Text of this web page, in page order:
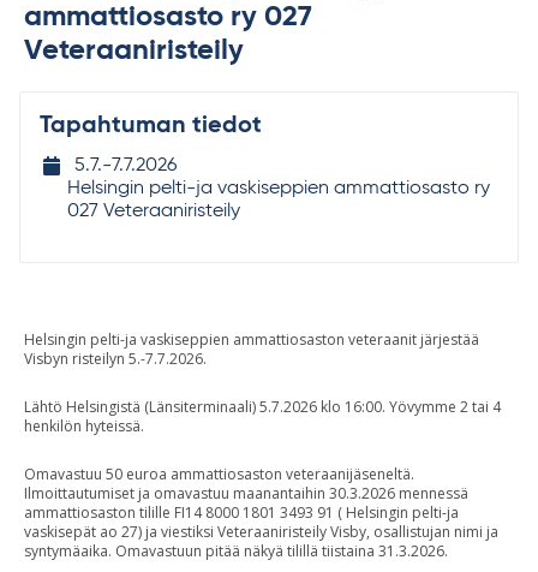
ammattiosasto ry 027
Veteraaniristeily
Tapahtuman tiedot
Tapahtuman
ajankohta
5.7.-​7.7.2026
Helsingin pelti-ja vaskiseppien ammattiosasto ry
027 Veteraaniristeily
Helsingin pelti-ja vaskiseppien ammattiosaston veteraanit järjestää
Visbyn risteilyn 5.-7.7.2026.
Lähtö Helsingistä (Länsiterminaali) 5.7.2026 klo 16:00. Yövymme 2 tai 4
henkilön hyteissä.
Omavastuu 50 euroa ammattiosaston veteraanijäseneltä.
Ilmoittautumiset ja omavastuu maanantaihin 30.3.2026 mennessä
ammattiosaston tilille FI14 8000 1801 3493 91 ( Helsingin pelti-ja
vaskisepät ao 27) ja viestiksi Veteraaniristeily Visby, osallistujan nimi ja
syntymäaika. Omavastuun pitää näkyä tilillä tiistaina 31.3.2026.